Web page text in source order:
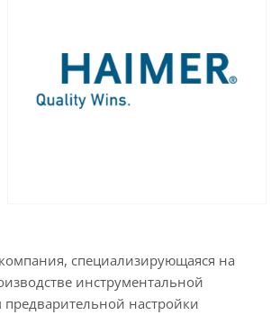
специализирующаяся на
инструментальной
предварительной настройки